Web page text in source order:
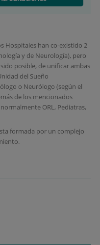
Hospitales han co-existido 2
y de Neurología), pero
posible, de unificar ambas
del Sueño
o Neurólogo (según el
de los mencionados
ORL, Pediatras,
formada por un complejo